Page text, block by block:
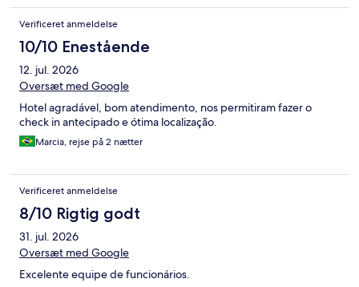
Verificeret anmeldelse
10/10 Enestående
12. jul. 2026
Oversæt med Google
Hotel agradável, bom atendimento, nos permitiram fazer o
check in antecipado e ótima localização.
Marcia, rejse på 2 nætter
Verificeret anmeldelse
8/10 Rigtig godt
31. jul. 2026
Oversæt med Google
Excelente equipe de funcionários.